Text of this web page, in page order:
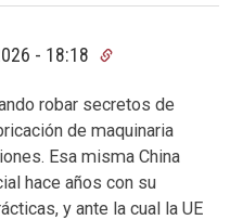
- 18:18
robar secretos de
de maquinaria
Esa misma China
hace años con su
y ante la cual la UE